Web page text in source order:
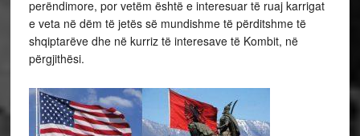
perëndimore, por vetëm është e interesuar të ruaj karrigat
e veta në dëm të jetës së mundishme të përditshme të
shqiptarëve dhe në kurriz të interesave të Kombit, në
përgjithësi.